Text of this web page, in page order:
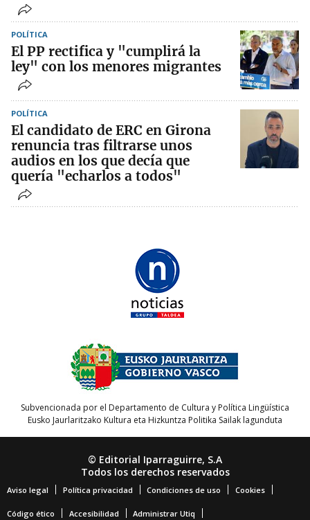
POLÍTICA
El PP rectifica y "cumplirá la
ley" con los menores migrantes
POLÍTICA
El candidato de ERC en Girona
renuncia tras filtrarse unos
audios en los que decía que
quería "echarlos a todos"
Subvencionada por el Departamento de Cultura y Política Lingüística
Eusko Jaurlaritzako Kultura eta Hizkuntza Politika Sailak lagunduta
© Editorial Iparraguirre, S.A
Todos los derechos reservados
Aviso legal Política privacidad Condiciones de uso Cookies
Código ético Accesibilidad Administrar Utiq